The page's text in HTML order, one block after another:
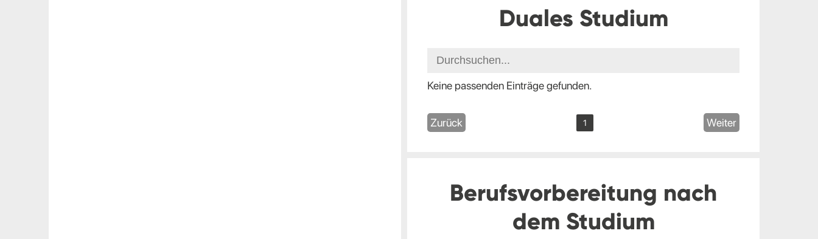
Duales Studium
Keine passenden Einträge gefunden.
Zurück 1 Weiter
Berufsvorbereitung nach
dem Studium